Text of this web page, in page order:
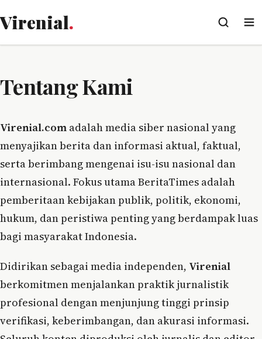
Virenial.
Tentang Kami
Virenial.com adalah media siber nasional yang
menyajikan berita dan informasi aktual, faktual,
serta berimbang mengenai isu-isu nasional dan
internasional. Fokus utama BeritaTimes adalah
pemberitaan kebijakan publik, politik, ekonomi,
hukum, dan peristiwa penting yang berdampak luas
bagi masyarakat Indonesia.
Didirikan sebagai media independen, Virenial
berkomitmen menjalankan praktik jurnalistik
profesional dengan menjunjung tinggi prinsip
verifikasi, keberimbangan, dan akurasi informasi.